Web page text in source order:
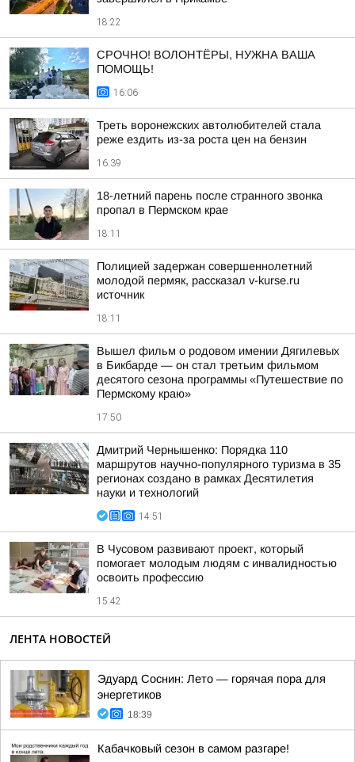
18:22
СРОЧНО! ВОЛОНТЁРЫ, НУЖНА ВАША
ПОМОЩЬ!
16:06
Треть воронежских автолюбителей стала
реже ездить из-за роста цен на бензин
16:39
18-летний парень после странного звонка
пропал в Пермском крае
18:11
Полицией задержан совершеннолетний
молодой пермяк, рассказал v-kurse.ru
источник
18:11
Вышел фильм о родовом имении Дягилевых
в Бикбарде — он стал третьим фильмом
десятого сезона программы «Путешествие по
Пермскому краю»
17:50
Дмитрий Чернышенко: Порядка 110
маршрутов научно-популярного туризма в 35
регионах создано в рамках Десятилетия
науки и технологий
14:51
В Чусовом развивают проект, который
помогает молодым людям с инвалидностью
освоить профессию
15:42
ЛЕНТА НОВОСТЕЙ
Эдуард Соснин: Лето — горячая пора для
энергетиков
18:39
Кабачковый сезон в самом разгаре!